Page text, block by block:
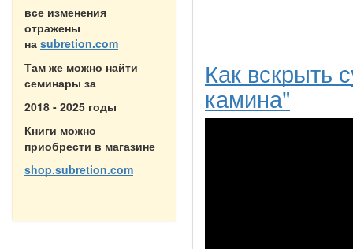
все изменения
отражены
на subretion.com
Там же можно найти
семинары за
2018 - 2025 годы
Книги можно
приобрести в магазине
shop.subretion.com
Как вскрыть
камина"